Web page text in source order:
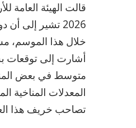
قالت الهيئة العامة
2026 تشير إلى
خلال هذا الموسم،
أشارت إلى توقعات
متوسط في بعض
المعدلات المناخية
تصاحب خريف هذا